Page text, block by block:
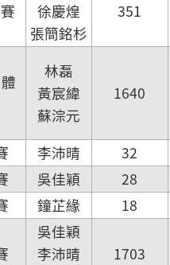
徐慶煌
張簡銘杉
351
林磊
黃宸緯
蘇淙元
1640
李沛晴 32
吳佳穎 28
鐘芷緣 18
吳佳穎
李沛晴
1703